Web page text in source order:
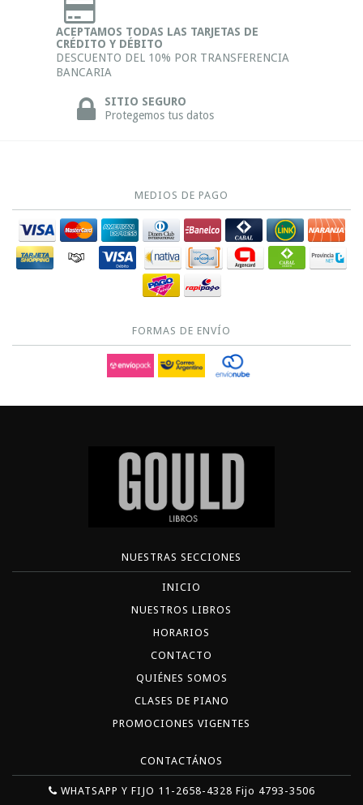
ACEPTAMOS TODAS LAS TARJETAS DE
CRÉDITO Y DÉBITO
DESCUENTO DEL 10% POR TRANSFERENCIA
BANCARIA
SITIO SEGURO
Protegemos tus datos
MEDIOS DE PAGO
FORMAS DE ENVÍO
NUESTRAS SECCIONES
INICIO
NUESTROS LIBROS
HORARIOS
CONTACTO
QUIÉNES SOMOS
CLASES DE PIANO
PROMOCIONES VIGENTES
CONTACTÁNOS
WHATSAPP Y FIJO 11-2658-4328 Fijo 4793-3506